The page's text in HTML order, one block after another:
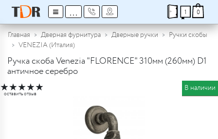
≡ ... 1 0
Главная Дверная фурнитура Дверные ручки
Ручки скобы
VENEZIA (Италия)
Ручка скоба Venezia "FLORENCE" 310мм (260мм) D1
античное серебро
★★★★★
оставить отзыв
В наличии